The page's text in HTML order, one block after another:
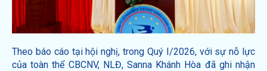
Theo báo cáo tại hội nghị, trong Quý I/2026, với sự nỗ lực
của toàn thể CBCNV, NLĐ, Sanna Khánh Hòa đã ghi nhận